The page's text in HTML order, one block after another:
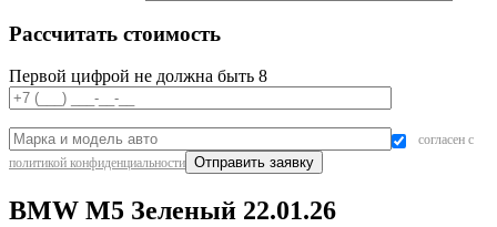
Рассчитать стоимость
Первой цифрой не должна быть 8
согласен с
политикой конфиденциальности
BMW M5 Зеленый 22.01.26